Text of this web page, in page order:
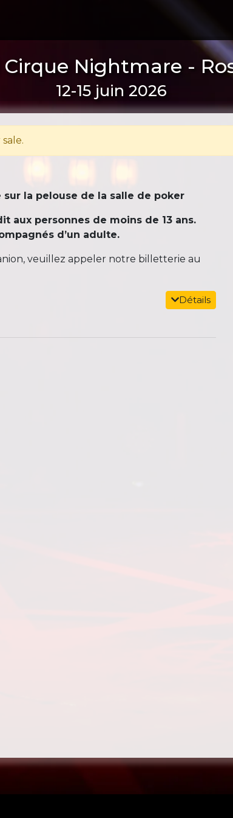
Nightmare -
12-15 juin 2026
la pelouse de la salle de poker
aux personnes de moins de 13 ans.
d’un adulte.
veuillez appeler notre billetterie au
Détails